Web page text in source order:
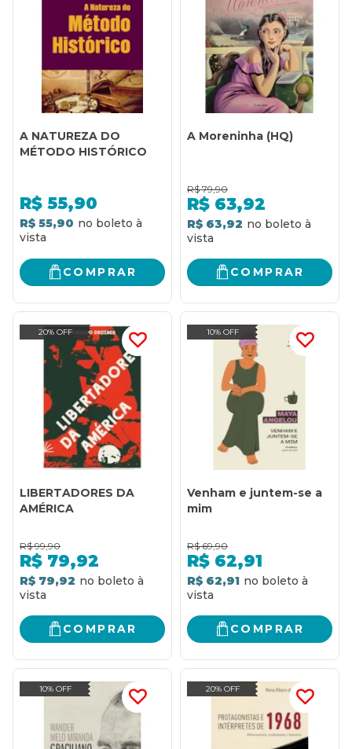
A NATUREZA DO
MÉTODO HISTÓRICO
R$ 55,90
R$ 55,90
COMPRAR
A Moreninha (HQ)
R$ 79,90
R$ 63,92
R$ 63,92
COMPRAR
20% OFF
LIBERTADORES DA
AMÉRICA
R$ 99,90
R$ 79,92
R$ 79,92
COMPRAR
10% OFF
Venham e juntem-se a
mim
R$ 69,90
R$ 62,91
R$ 62,91
COMPRAR
10% OFF 20% OFF